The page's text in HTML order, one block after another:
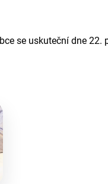
se uskuteční dne